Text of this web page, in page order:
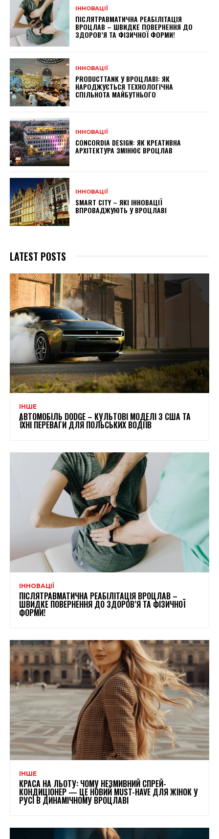
ІННОВАЦІЇ
ПІСЛЯТРАВМАТИЧНА РЕАБІЛІТАЦІЯ
ВРОЦЛАВ – ШВИДКЕ ПОВЕРНЕННЯ ДО
ЗДОРОВ’Я ТА ФІЗИЧНОЇ ФОРМИ!
ІННОВАЦІЇ
PRODUCTTANK У ВРОЦЛАВІ: ЯК
НАРОДЖУЄТЬСЯ ТЕХНОЛОГІЧНА
СПІЛЬНОТА МАЙБУТНЬОГО
ІННОВАЦІЇ
CONCORDIA DESIGN: ЯК КРЕАТИВНА
АРХІТЕКТУРА ЗМІНЮЄ ВРОЦЛАВ
ІННОВАЦІЇ
SMART CITY – ЯКІ ІННОВАЦІЇ
ВПРОВАДЖУЮТЬ У ВРОЦЛАВІ
LATEST POSTS
ІНШЕ
АВТОМОБІЛЬ DODGE – КУЛЬТОВІ МОДЕЛІ З США ТА
ЇХНІ ПЕРЕВАГИ ДЛЯ ПОЛЬСЬКИХ ВОДІЇВ
ІННОВАЦІЇ
ПІСЛЯТРАВМАТИЧНА РЕАБІЛІТАЦІЯ ВРОЦЛАВ –
ШВИДКЕ ПОВЕРНЕННЯ ДО ЗДОРОВ’Я ТА ФІЗИЧНОЇ
ФОРМИ!
ІНШЕ
КРАСА НА ЛЬОТУ: ЧОМУ НЕЗМИВНИЙ СПРЕЙ-
КОНДИЦІОНЕР — ЦЕ НОВИЙ MUST-HAVE ДЛЯ ЖІНОК У
РУСІ В ДИНАМІЧНОМУ ВРОЦЛАВІ